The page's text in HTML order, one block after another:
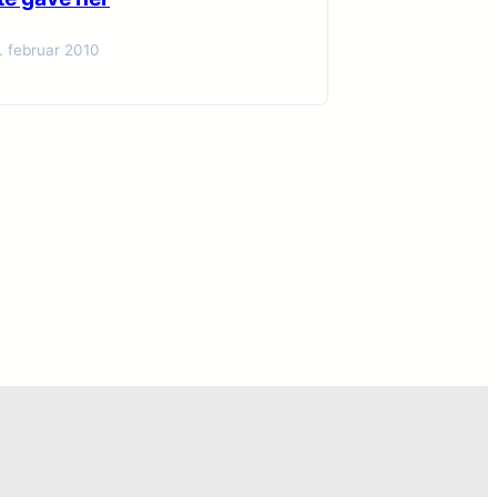
februar 2010